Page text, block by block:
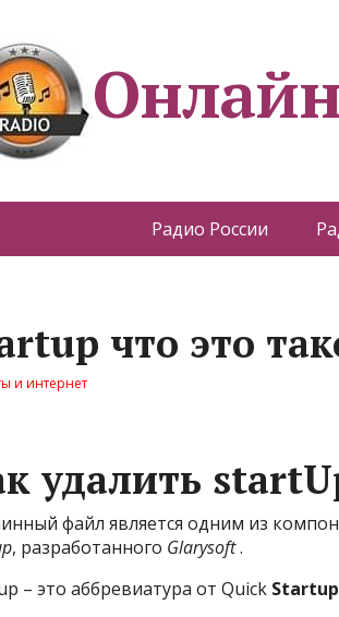
Радио России
что это
и интернет
удалить
файл является одним из
, разработанного Glarysoft.
– это аббревиатура от Quick Startup